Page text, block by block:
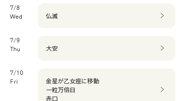
7/8
Wed
仏滅
7/9
Thu
大安
7/10
Fri
金星が乙女座に移動
一粒万倍日
赤口